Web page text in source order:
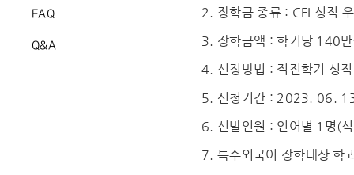
FAQ
Q&A
2. 장학금 종류 : CFL성적
3. 장학금액 : 학기당 140
4. 선정방법 : 직전학기 성
5. 신청기간 : 2023. 06.
6. 선발인원 : 언어별 1명(
7. 특수외국어 장학대상 학